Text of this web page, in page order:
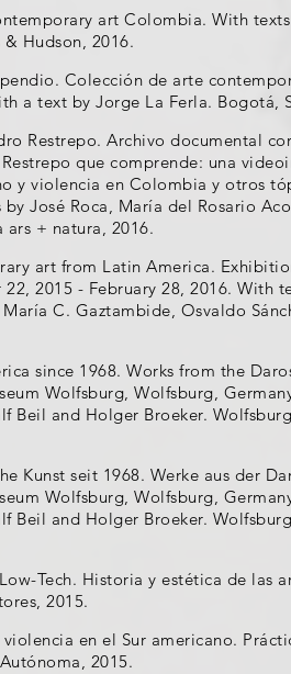
art Colombia. With
Hudson, 2016.
Colección de arte
a text by Jorge La Ferla. Bogotá,
Restrepo. Archivo documental
que comprende: una
y violencia en Colombia y otros
José Roca, María del Rosario
+ natura, 2016.
art from Latin America.
2015 - February 28, 2016. With
C. Gaztambide, Osvaldo
since 1968. Works from the
Wolfsburg, Wolfsburg,
Beil and Holger Broeker.
Kunst seit 1968. Werke aus der
Wolfsburg, Wolfsburg,
Beil and Holger Broeker.
Tech. Historia y estética de las
2015.
en el Sur americano.
2015.